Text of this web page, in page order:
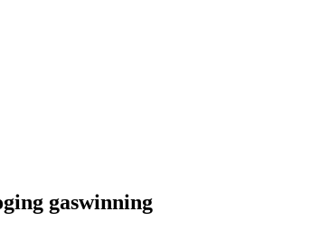
gaswinning